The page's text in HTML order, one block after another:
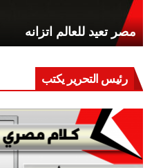
مصر تعيد للعالم اتزانه
رئيس التحرير يكتب